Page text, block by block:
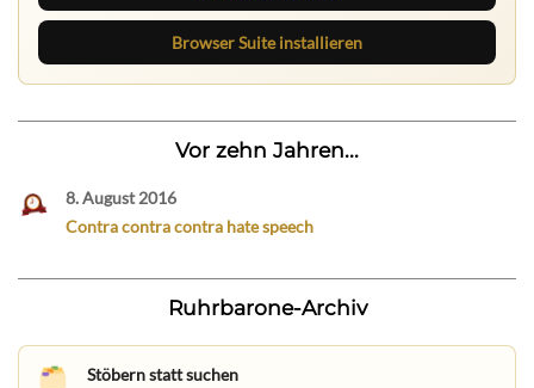
Browser Suite installieren
Vor zehn Jahren...
8. August 2016
Contra contra contra hate speech
Ruhrbarone-Archiv
Stöbern statt suchen